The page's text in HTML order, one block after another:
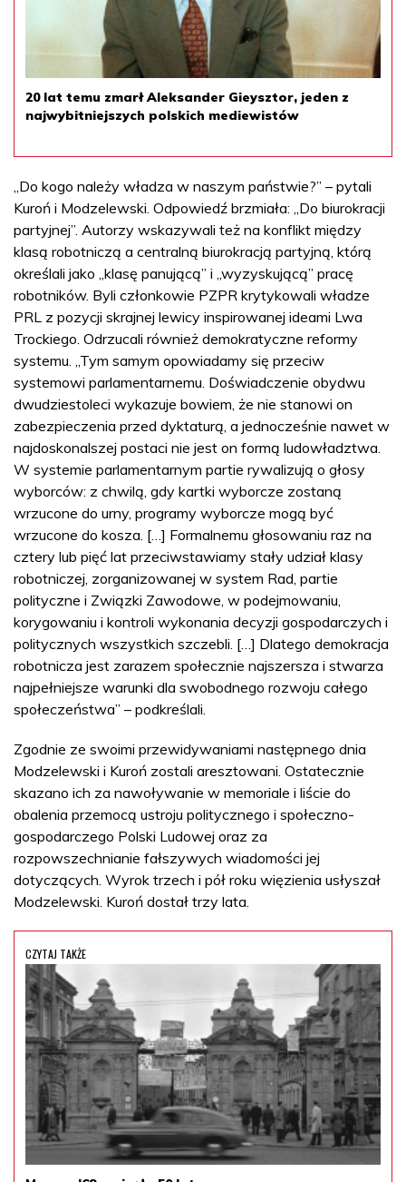
20 lat temu zmarł Aleksander Gieysztor, jeden z
najwybitniejszych polskich mediewistów
„Do kogo należy władza w naszym państwie?” – pytali
Kuroń i Modzelewski. Odpowiedź brzmiała: „Do biurokracji
partyjnej”. Autorzy wskazywali też na konflikt między
klasą robotniczą a centralną biurokracją partyjną, którą
określali jako „klasę panującą” i „wyzyskującą” pracę
robotników. Byli członkowie PZPR krytykowali władze
PRL z pozycji skrajnej lewicy inspirowanej ideami Lwa
Trockiego. Odrzucali również demokratyczne reformy
systemu. „Tym samym opowiadamy się przeciw
systemowi parlamentarnemu. Doświadczenie obydwu
dwudziestoleci wykazuje bowiem, że nie stanowi on
zabezpieczenia przed dyktaturą, a jednocześnie nawet w
najdoskonalszej postaci nie jest on formą ludowładztwa.
W systemie parlamentarnym partie rywalizują o głosy
wyborców: z chwilą, gdy kartki wyborcze zostaną
wrzucone do urny, programy wyborcze mogą być
wrzucone do kosza. […] Formalnemu głosowaniu raz na
cztery lub pięć lat przeciwstawiamy stały udział klasy
robotniczej, zorganizowanej w system Rad, partie
polityczne i Związki Zawodowe, w podejmowaniu,
korygowaniu i kontroli wykonania decyzji gospodarczych i
politycznych wszystkich szczebli. […] Dlatego demokracja
robotnicza jest zarazem społecznie najszersza i stwarza
najpełniejsze warunki dla swobodnego rozwoju całego
społeczeństwa” – podkreślali.
Zgodnie ze swoimi przewidywaniami następnego dnia
Modzelewski i Kuroń zostali aresztowani. Ostatecznie
skazano ich za nawoływanie w memoriale i liście do
obalenia przemocą ustroju politycznego i społeczno-
gospodarczego Polski Ludowej oraz za
rozpowszechnianie fałszywych wiadomości jej
dotyczących. Wyrok trzech i pół roku więzienia usłyszał
Modzelewski. Kuroń dostał trzy lata.
CZYTAJ TAKŻE